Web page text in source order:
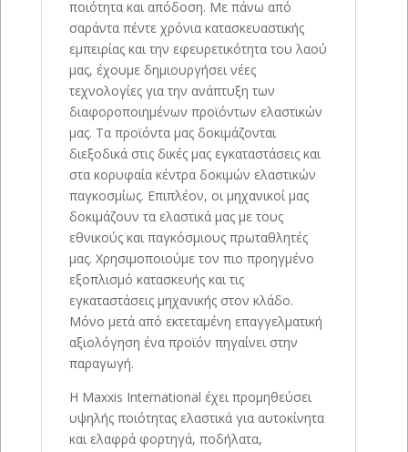
ποιότητα και απόδοση. Με πάνω από
σαράντα πέντε χρόνια κατασκευαστικής
εμπειρίας και την εφευρετικότητα του λαού
μας, έχουμε δημιουργήσει νέες
τεχνολογίες για την ανάπτυξη των
διαφοροποιημένων προϊόντων ελαστικών
μας. Τα προϊόντα μας δοκιμάζονται
διεξοδικά στις δικές μας εγκαταστάσεις και
στα κορυφαία κέντρα δοκιμών ελαστικών
παγκοσμίως. Επιπλέον, οι μηχανικοί μας
δοκιμάζουν τα ελαστικά μας με τους
εθνικούς και παγκόσμιους πρωταθλητές
μας. Χρησιμοποιούμε τον πιο προηγμένο
εξοπλισμό κατασκευής και τις
εγκαταστάσεις μηχανικής στον κλάδο.
Μόνο μετά από εκτεταμένη επαγγελματική
αξιολόγηση ένα προϊόν πηγαίνει στην
παραγωγή.
Η Maxxis International έχει προμηθεύσει
υψηλής ποιότητας ελαστικά για αυτοκίνητα
και ελαφρά φορτηγά, ποδήλατα,